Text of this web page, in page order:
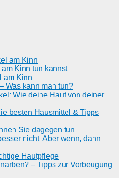
am Kinn
Kinn tun kannst
am Kinn
Was kann man tun?
Wie deine Haut von deiner
besten Hausmittel & Tipps
Sie dagegen tun
nicht! Aber wenn, dann
Hautpflege
– Tipps zur Vorbeugung